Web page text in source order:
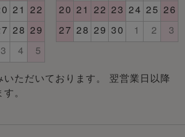
いただいております。 翌営業日以降
。